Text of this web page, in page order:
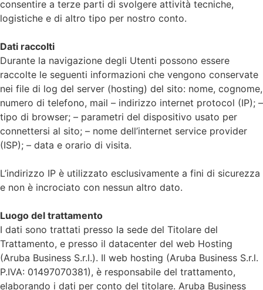
consentire a terze parti di svolgere attività tecniche,
logistiche e di altro tipo per nostro conto.
Dati raccolti
Durante la navigazione degli Utenti possono essere
raccolte le seguenti informazioni che vengono conservate
nei file di log del server (hosting) del sito: nome, cognome,
numero di telefono, mail – indirizzo internet protocol (IP); –
tipo di browser; – parametri del dispositivo usato per
connettersi al sito; – nome dell’internet service provider
(ISP); – data e orario di visita.
L’indirizzo IP è utilizzato esclusivamente a fini di sicurezza
e non è incrociato con nessun altro dato.
Luogo del trattamento
I dati sono trattati presso la sede del Titolare del
Trattamento, e presso il datacenter del web Hosting
(Aruba Business S.r.l.). Il web hosting (Aruba Business S.r.l.
P.IVA: 01497070381), è responsabile del trattamento,
elaborando i dati per conto del titolare. Aruba Business